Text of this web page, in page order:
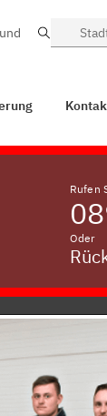
BÜRGERTELEFON
Suche
Rufen
Oder